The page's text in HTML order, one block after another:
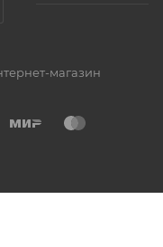
магазин